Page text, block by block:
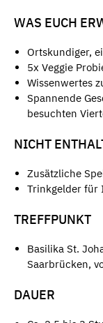
WAS EUCH
Ortskundiger,
5x Veggie
Wissenwertes
Spannende
besuchten
NICHT
Zusätzliche
Trinkgelder für
TREFFPUNKT
Basilika St.
Saarbrücken,
DAUER